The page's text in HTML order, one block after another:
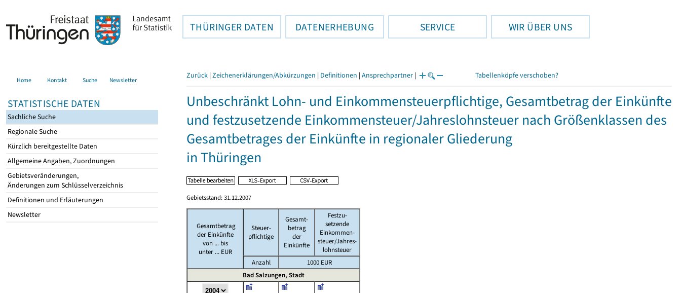
THÜRINGER DATEN DATENERHEBUNG SERVICE WIR ÜBER UNS
Home Kontakt Suche Newsletter
STATISTISCHE DATEN
Sachliche Suche
Regionale Suche
Kürzlich bereitgestellte Daten
Allgemeine Angaben, Zuordnungen
Gebietsveränderungen,
Änderungen zum Schlüsselverzeichnis
Definitionen und Erläuterungen
Newsletter
Zurück | Zeichenerklärungen/Abkürzungen | Definitionen | Ansprechpartner | Tabellenköpfe verschoben?
Unbeschränkt Lohn- und Einkommensteuerpflichtige, Gesamtbetrag der Einkünfte
und festzusetzende Einkommensteuer/Jahreslohnsteuer nach Größenklassen des
Gesamtbetrages der Einkünfte in regionaler Gliederung
in Thüringen
Gebietsstand: 31.12.2007
Gesamtbetrag
der Einkünfte
von ... bis
unter ... EUR
Steuer-
pflichtige
Gesamt-
betrag
der
Einkünfte
Festzu-
setzende
Einkommen-
steuer/Jahres-
lohnsteuer
Anzahl
1000 EUR
Bad Salzungen, Stadt